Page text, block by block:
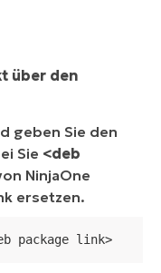
über den
geben Sie den
Sie <deb
NinjaOne
ersetzen.
package link>